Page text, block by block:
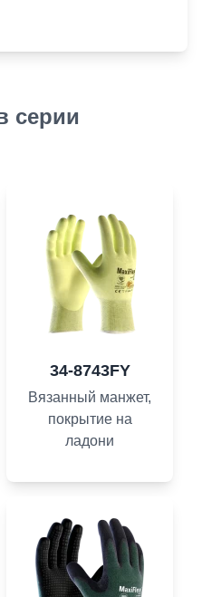
серии
34-8743FY
Вязанный манжет,
покрытие на
ладони